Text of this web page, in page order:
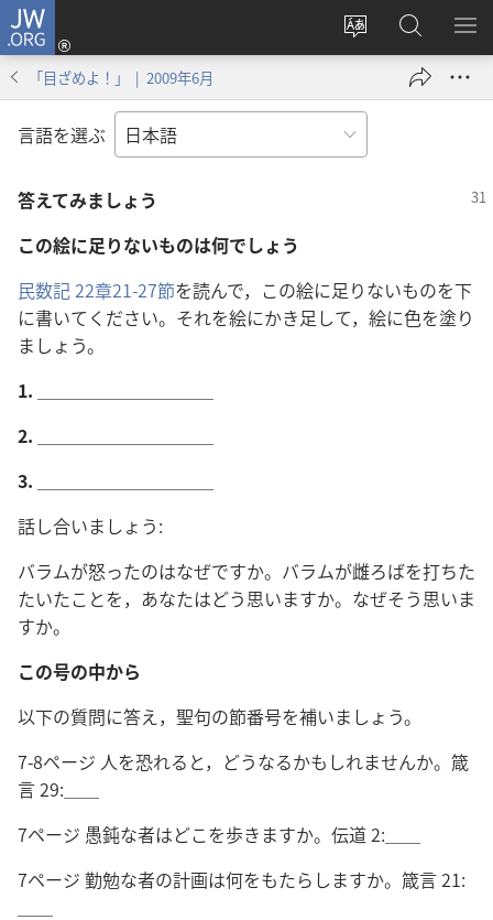
JW.ORG
サ
ト
の
言
る
ロ
グ
ン
し
開
く）
JW.ORG
の
検
メ
を
「目ざめよ！」 | 2009年6月
言語を選ぶ
答えてみましょう
この絵に足りないものは何でしょう
民数記 22章21-27節を読んで，この絵に足りないものを下
に書いてください。それを絵にかき足して，絵に色を塗り
ましょう。
1.
2.
3.
話し合いましょう:
バラムが怒ったのはなぜですか。バラムが雌ろばを打ちた
たいたことを，あなたはどう思いますか。なぜそう思いま
すか。
この号の中から
以下の質問に答え，聖句の節番号を補いましょう。
7-8ページ 人を恐れると，どうなるかもしれませんか。箴
言 29:＿＿
7ページ 愚鈍な者はどこを歩きますか。伝道 2:＿＿
7ページ 勤勉な者の計画は何をもたらしますか。箴言 21: